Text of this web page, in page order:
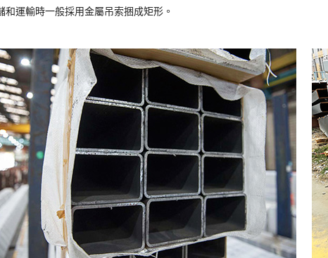
和運輸時一般採用金屬吊索捆成矩形。